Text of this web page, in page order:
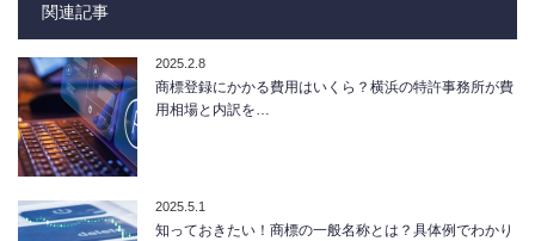
関連記事
2025.2.8
商標登録にかかる費用はいくら？横浜の特許事務所が費
用相場と内訳を…
2025.5.1
知っておきたい！商標の一般名称とは？具体例でわかり